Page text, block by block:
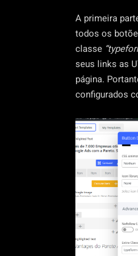
A primeira
todos os
classe
seus links as
página.
configurados